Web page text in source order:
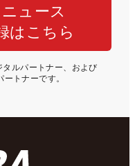
ュース
はこちら
ルパートナー、および
トナーです。